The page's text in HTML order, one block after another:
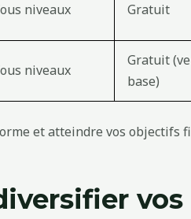
niveaux Gratuit
niveaux
Gratuit
base)
vos